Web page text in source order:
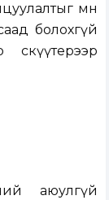
мөн
болохгүй
аюулгүй